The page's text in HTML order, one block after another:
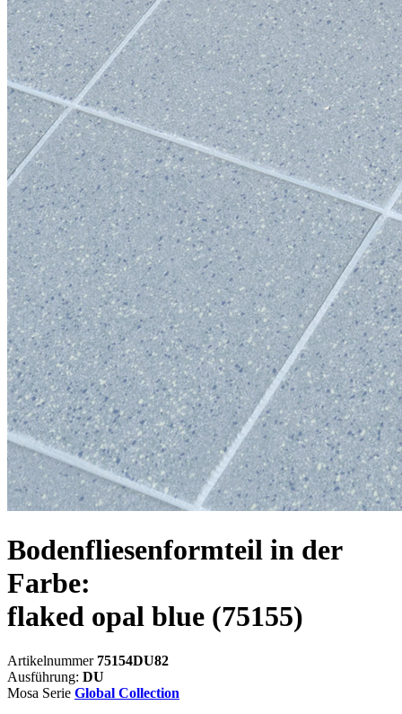
Bodenfliesenformteil in der
Farbe:
flaked opal blue (75155)
Artikelnummer 75154DU82
Ausführung: DU
Mosa Serie Global Collection